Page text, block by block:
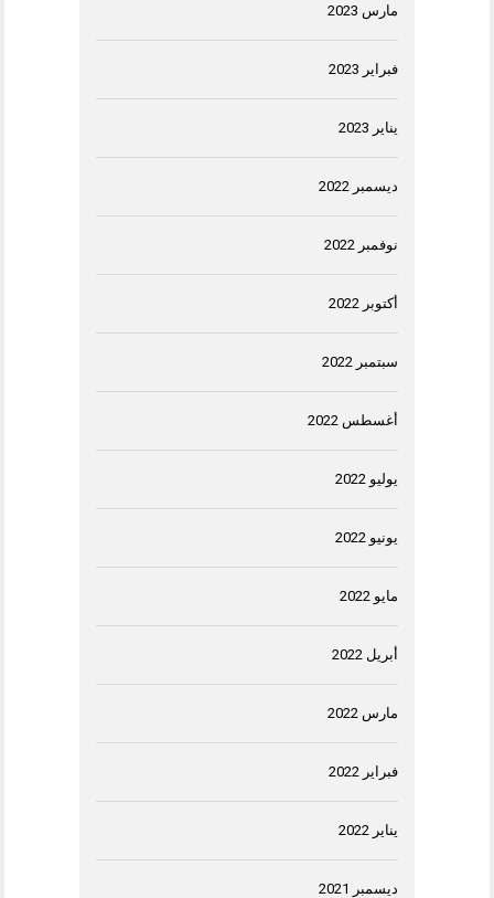
مارس 2023
فبراير 2023
يناير 2023
ديسمبر 2022
نوفمبر 2022
أكتوبر 2022
سبتمبر 2022
أغسطس 2022
يوليو 2022
يونيو 2022
مايو 2022
أبريل 2022
مارس 2022
فبراير 2022
يناير 2022
ديسمبر 2021